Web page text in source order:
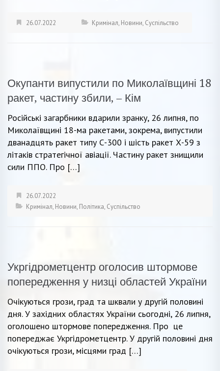
26.07.2022 Кримінал, Новини, Суспільство
Окупанти випустили по Миколаївщині 18
ракет, частину збили, – Кім
Російські загарбники вдарили зранку, 26 липня, по
Миколаївщині 18-ма ракетами, зокрема, випустили
дванадцять ракет типу С-300 і шість ракет Х-59 з
літаків стратегічної авіації. Частину ракет знищили
сили ППО. Про […]
26.07.2022
Кримінал, Новини, Політика, Суспільство
Укргідрометцентр оголосив штормове
попередження у низці областей України
Очікуються грози, град та шквали у другій половині
дня. У західних областях України сьогодні, 26 липня,
оголошено штормове попередження. Про це
попереджає Укргідрометцентр. У другій половині дня
очікуються грози, місцями град […]